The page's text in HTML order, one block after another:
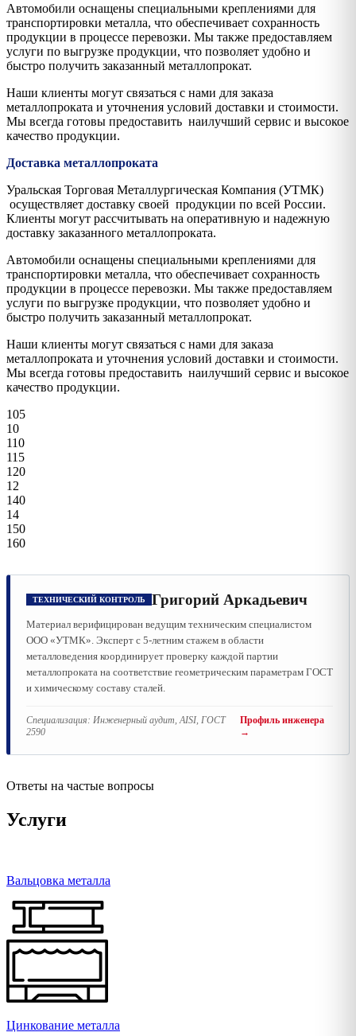
Автомобили оснащены специальными креплениями для
транспортировки металла, что обеспечивает сохранность
продукции в процессе перевозки. Мы также предоставляем
услуги по выгрузке продукции, что позволяет удобно и
быстро получить заказанный металлопрокат.
Наши клиенты могут связаться с нами для заказа
металлопроката и уточнения условий доставки и стоимости.
Мы всегда готовы предоставить наилучший сервис и высокое
качество продукции.
Доставка металлопроката
Уральская Торговая Металлургическая Компания (УТМК)
осуществляет доставку своей продукции по всей России.
Клиенты могут рассчитывать на оперативную и надежную
доставку заказанного металлопроката.
Автомобили оснащены специальными креплениями для
транспортировки металла, что обеспечивает сохранность
продукции в процессе перевозки. Мы также предоставляем
услуги по выгрузке продукции, что позволяет удобно и
быстро получить заказанный металлопрокат.
Наши клиенты могут связаться с нами для заказа
металлопроката и уточнения условий доставки и стоимости.
Мы всегда готовы предоставить наилучший сервис и высокое
качество продукции.
105
10
110
115
120
12
140
14
150
160
ТЕХНИЧЕСКИЙ КОНТРОЛЬ Григорий Аркадьевич
Материал верифицирован ведущим техническим специалистом
ООО «УТМК». Эксперт с 5-летним стажем в области
металловедения координирует проверку каждой партии
металлопроката на соответствие геометрическим параметрам ГОСТ
и химическому составу сталей.
Специализация: Инженерный аудит, AISI, ГОСТ
2590
Профиль инженера
→
Ответы на частые вопросы
Услуги
Вальцовка металла
Цинкование металла